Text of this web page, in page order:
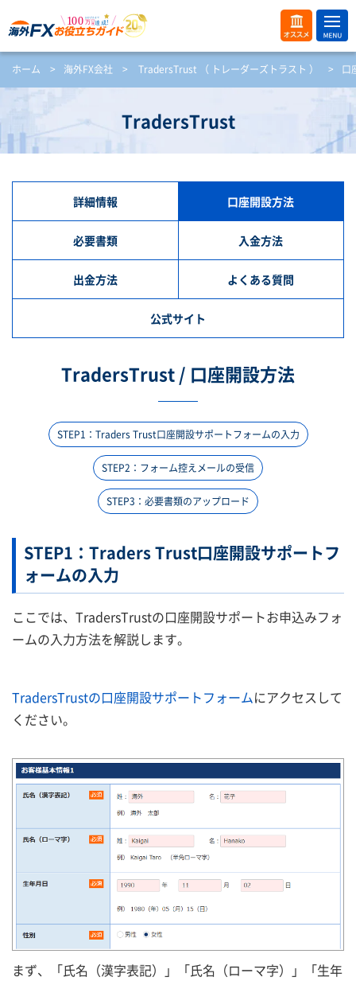
オス
スメ
ME
NU
開
ホーム > 海外FX会社 > TradersTrust （ トレーダーズトラスト ） > 口
TradersTrust
詳細情報 口座開設方法
必要書類 入金方法
出金方法 よくある質問
公式サイト
TradersTrust / 口座開設方法
STEP1：Traders Trust口座開設サポートフォームの入力
STEP2：フォーム控えメールの受信
STEP3：必要書類のアップロード
STEP1：Traders Trust口座開設サポートフ
ォームの入力
ここでは、TradersTrustの口座開設サポートお申込みフォ
ームの入力方法を解説します。
TradersTrustの口座開設サポートフォームにアクセスして
ください。
まず、「氏名（漢字表記）」「氏名（ローマ字）」「生年